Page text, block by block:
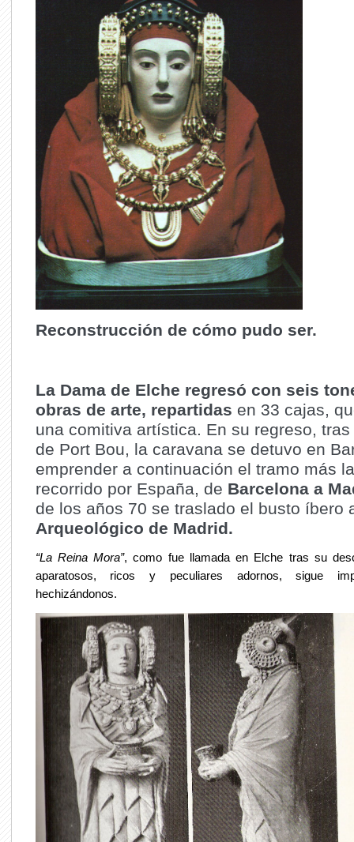
Reconstrucción de cómo pudo ser.
La Dama de Elche regresó con seis
obras de arte, repartidas en 33 cajas,
una comitiva artística. En su regreso,
de Port Bou, la caravana se detuvo en
emprender a continuación el tramo más
recorrido por España, de Barcelona a
de los años 70 se traslado el busto íbero
Arqueológico de Madrid.
“La Reina Mora”, como fue llamada en Elche tras su
aparatosos, ricos y peculiares adornos, sigue
hechizándonos.